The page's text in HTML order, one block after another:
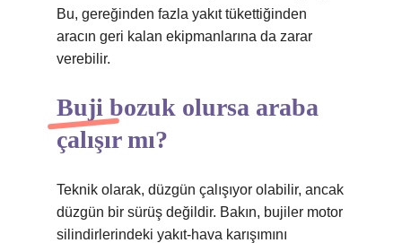
Bu, gereğinden fazla yakıt tükettiğinden
aracın geri kalan ekipmanlarına da zarar
verebilir.
Buji bozuk olursa araba
çalışır mı?
Teknik olarak, düzgün çalışıyor olabilir, ancak
düzgün bir sürüş değildir. Bakın, bujiler motor
silindirlerindeki yakıt-hava karışımını